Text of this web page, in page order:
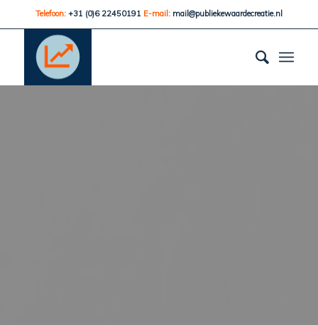
Telefoon: +31 (0)6 22450191E-mail: mail@publiekewaardecreatie.nl